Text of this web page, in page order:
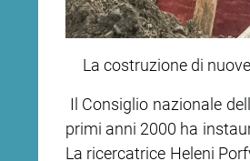
La costruzione di
Il Consiglio nazionale
primi anni 2000 ha
La ricercatrice Heleni